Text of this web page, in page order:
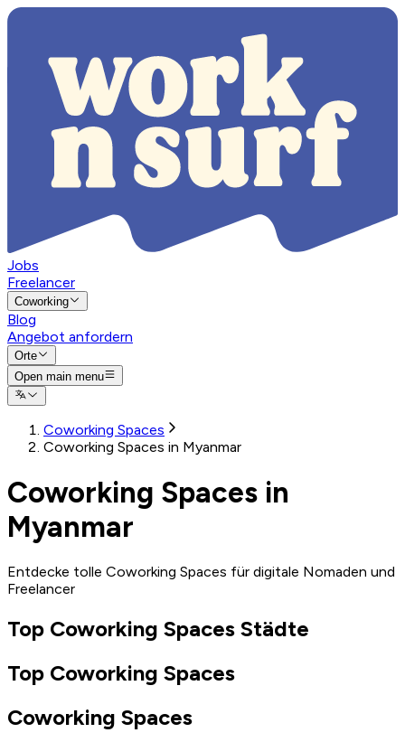
Jobs
Freelancer
Coworking
Blog
Angebot anfordern
Orte
Open main menu
Coworking Spaces
Coworking Spaces in Myanmar
Coworking Spaces in
Myanmar
Entdecke tolle Coworking Spaces für digitale Nomaden und
Freelancer
Top Coworking Spaces Städte
Top Coworking Spaces
Coworking Spaces